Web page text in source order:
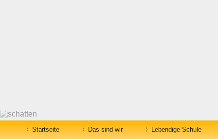
Startseite Das sind wir Lebendige Schule